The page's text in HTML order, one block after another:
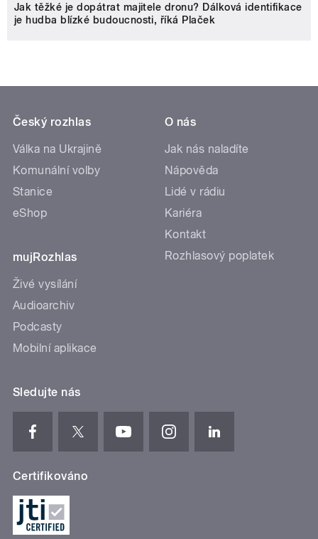
Jak těžké je dopátrat majitele dronu? Dálková identifikace
je hudba blízké budoucnosti, říká Plaček
Český rozhlas
Válka na Ukrajině
Komunální volby
Stanice
eShop
mujRozhlas
Živé vysílání
Audioarchiv
Podcasty
Mobilní aplikace
O nás
Jak nás naladíte
Nápověda
Lidé v rádiu
Kariéra
Kontakt
Rozhlasový poplatek
Sledujte nás
Certifikováno